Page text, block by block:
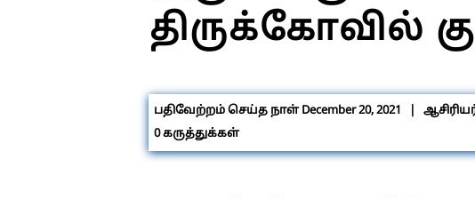
திருக்கோவில்
பதிவேற்றம் செய்த நாள்December 20, 2021 |
0கருத்துக்கள்